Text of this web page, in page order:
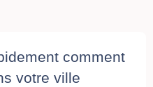
comment
votre ville